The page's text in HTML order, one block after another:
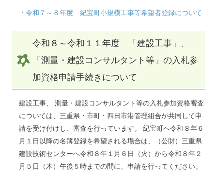
・令和７～８年度 紀宝町小規模工事等希望者登録について
令和８～令和１１年度 「建設工事」、
「測量・建設コンサルタント等」の入札参
加資格申請手続きについて
建設工事、 測量・建設コンサルタント等の入札参加資格審査
については、三重県・市町・四日市港管理組合が共同して申
請を受け付けし、審査を行っています。 紀宝町へ令和８年６
月１日以降の名簿登録を希望される場合は、（公財）三重県
建設技術センターへ令和８年１月６日（火）から令和８年２
月５日（木）午後５時までの間に、申請を行ってください。